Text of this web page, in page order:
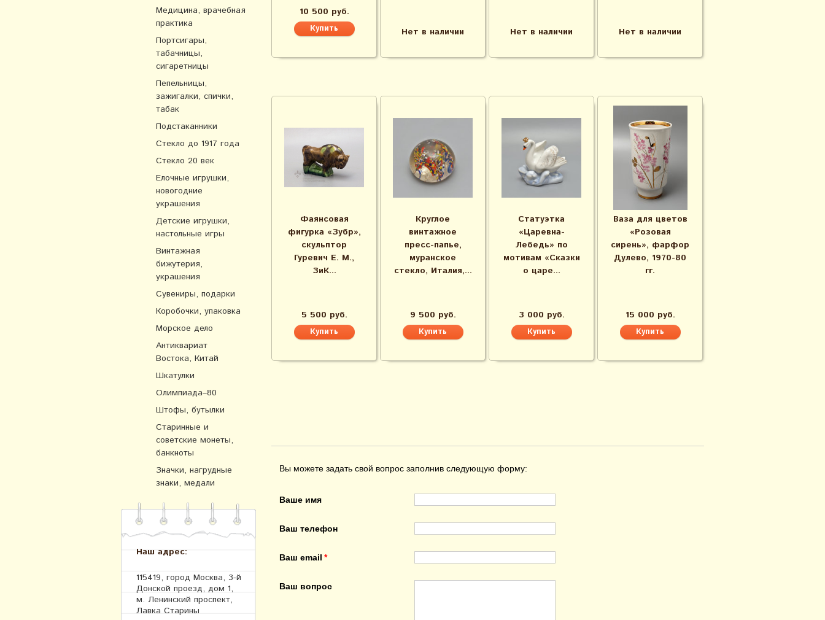
Медицина, врачебная
практика
Портсигары,
табачницы,
сигаретницы
Пепельницы,
зажигалки, спички,
табак
Подстаканники
Стекло до 1917 года
Стекло 20 век
Елочные игрушки,
новогодние
украшения
Детские игрушки,
настольные игры
Винтажная
бижутерия,
украшения
Сувениры, подарки
Коробочки, упаковка
Морское дело
Антиквариат
Востока, Китай
Шкатулки
Олимпиада–80
Штофы, бутылки
Старинные и
советские монеты,
банкноты
Значки, нагрудные
знаки, медали
Наш адрес:
115419, город Москва, 3-й
Донской проезд, дом 1,
м. Ленинский проспект,
Лавка Старины
10 500 руб.
Нет в наличии Нет в наличии Нет в наличии
Фаянсовая
фигурка «Зубр»,
скульптор
Гуревич Е. М.,
ЗиК...
5 500 руб.
Круглое
винтажное
пресс-папье,
муранское
стекло, Италия,...
9 500 руб.
Статуэтка
«Царевна-
Лебедь» по
мотивам «Сказки
о царе...
3 000 руб.
Ваза для цветов
«Розовая
сирень», фарфор
Дулево, 1970-80
гг.
15 000 руб.
Вы можете задать свой вопрос заполнив следующую форму:
Ваше имя
Ваш телефон
Ваш email
Ваш вопрос